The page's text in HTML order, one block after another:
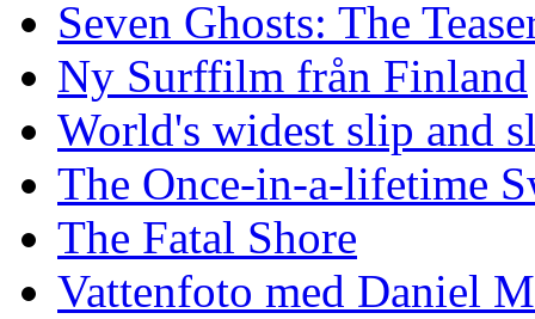
Seven Ghosts: The
Ny Surffilm från Finland
World's widest slip and
The Once-in-a-lifetime
The Fatal Shore
Vattenfoto med Daniel